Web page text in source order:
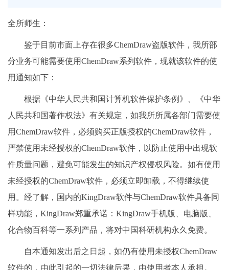
全所师生：
鉴于目前市面上存在很多ChemDraw盗版软件，我所部
分业务可能需要使用ChemDraw系列软件，现就该软件的使
用通知如下：
根据《中华人民共和国计算机软件保护条例》、《中华
人民共和国著作权法》有关规定，如我所所属各部门需要使
用ChemDraw软件，必须购买正版授权的ChemDraw软件，
严禁使用未经授权的ChemDraw软件，以防止使用中出现软
件质量问题，避免可能发生的知识产权侵权风险。如有使用
未经授权的ChemDraw软件，必须立即卸载，不得继续使
用。经了解，国内的KingDraw软件与ChemDraw软件具备同
样功能，KingDraw郑重承诺：KingDraw手机版、电脑版、
化合物百科等一系列产品，将对中国科研机构永久免费。
自本通知发出后之日起，如仍有使用未授权ChemDraw
软件的，由此引起的一切法律后果，由使用者本人承担。